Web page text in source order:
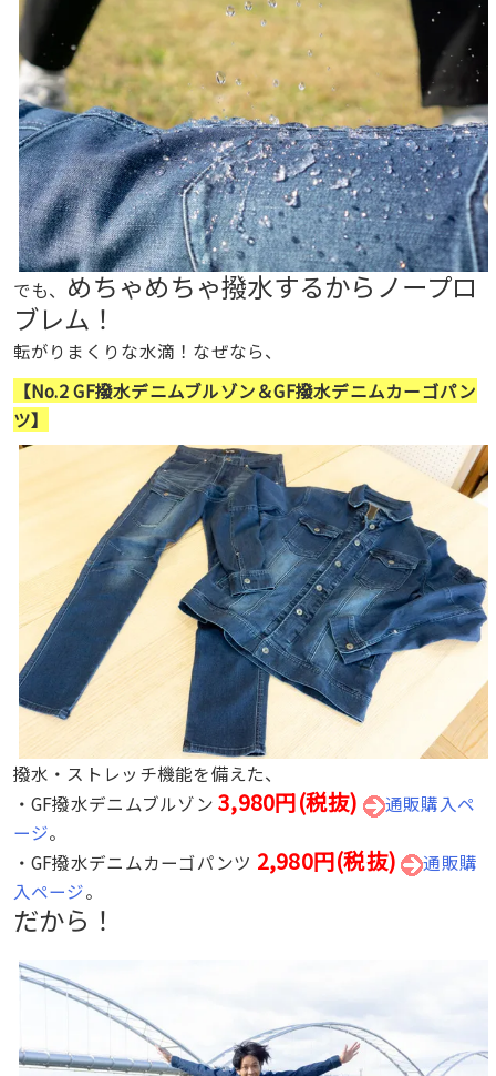
でも、 めちゃめちゃ撥水するからノープロ
ブレム！
転がりまくりな水滴！なぜなら、
【No.2 GF撥水デニムブルゾン＆GF撥水デニムカーゴパン
ツ】
撥水・ストレッチ機能を備えた、
・GF撥水デニムブルゾン3,980円(税抜)
通販購入ペ
ージ。
・GF撥水デニムカーゴパンツ 2,980円(税抜)
通販購
入ページ。
だから！